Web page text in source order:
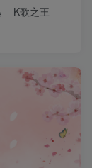
– K歌之王